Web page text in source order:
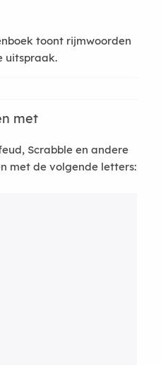
toont rijmwoorden
uitspraak.
met
Scrabble en andere
met de volgende letters: